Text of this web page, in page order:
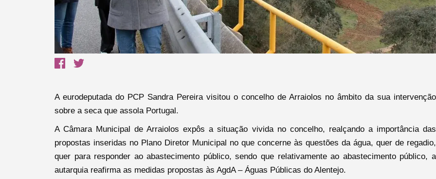
Termo de Pesquisa
Categorias gerais
A eurodeputada do PCP Sandra Pereira visitou o concelho de Arraiolos no âmbito da sua intervenção
sobre a seca que assola Portugal.
A Câmara Municipal de Arraiolos expôs a situação vivida no concelho, realçando a importância das
propostas inseridas no Plano Diretor Municipal no que concerne às questões da água, quer de regadio,
quer para responder ao abastecimento público, sendo que relativamente ao abastecimento público, a
autarquia reafirma as medidas propostas às AgdA – Águas Públicas do Alentejo.